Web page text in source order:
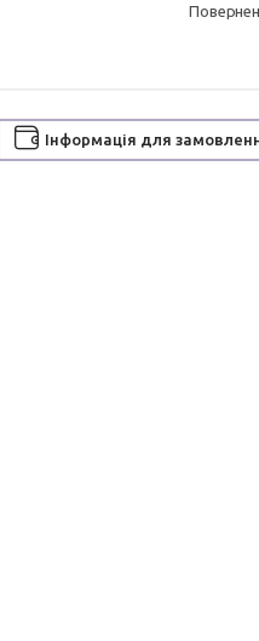
Інформація для